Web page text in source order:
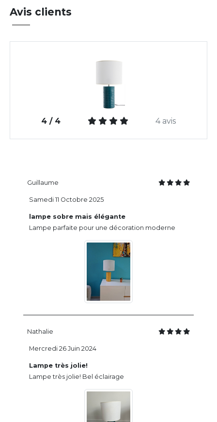
Avis clients
4 / 4 4 avis
Guillaume
lampe sobre mais élégante
Lampe parfaite pour une décoration moderne
Samedi 11 Octobre 2025
Nathalie
Lampe très jolie!
Lampe très jolie! Bel éclairage
Mercredi 26 Juin 2024